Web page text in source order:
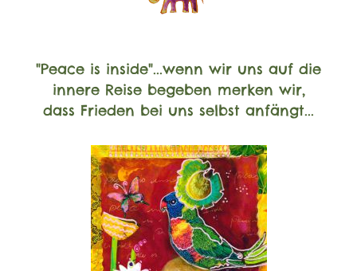
"Peace is inside"...wenn wir uns auf die
innere Reise begeben merken wir,
dass Frieden bei uns selbst anfängt...